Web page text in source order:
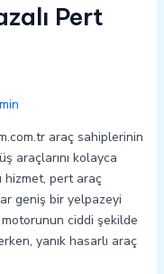
Pert
araç sahiplerinin
araçlarını kolayca
hizmet, pert araç
geniş bir yelpazeyi
motorunun ciddi şekilde
yanık hasarlı araç